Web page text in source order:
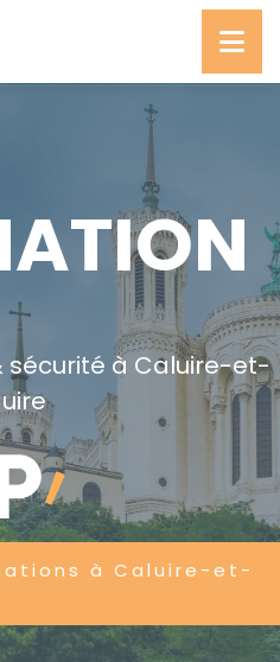
sécurité à Caluire-et-
à Caluire-et-